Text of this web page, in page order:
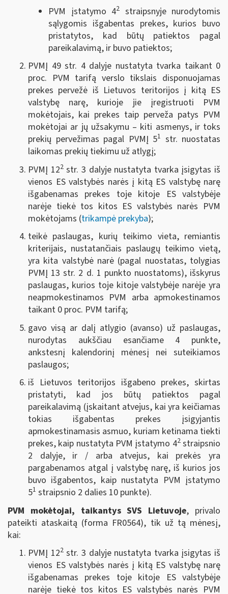
PVM įstatymo 42 straipsnyje nurodytomis
sąlygomis išgabentas prekes, kurios buvo
pristatytos, kad būtų patiektos pagal
pareikalavimą, ir buvo patiektos;
PVMĮ 49 str. 4 dalyje nustatyta tvarka taikant 0
proc. PVM tarifą verslo tikslais disponuojamas
prekes pervežė iš Lietuvos teritorijos į kitą ES
valstybę narę, kurioje jie įregistruoti PVM
mokėtojais, kai prekes taip perveža patys PVM
mokėtojai ar jų užsakymu – kiti asmenys, ir toks
prekių pervežimas pagal PVMĮ 51 str. nuostatas
laikomas prekių tiekimu už atlygį;
PVMĮ 122str. 3 dalyje nustatyta tvarka įsigytas iš
vienos ES valstybės narės į kitą ES valstybę narę
išgabenamas prekes toje kitoje ES valstybėje
narėje tiekė tos kitos ES valstybės narės PVM
mokėtojams (trikampė prekyba);
teikė paslaugas, kurių teikimo vieta, remiantis
kriterijais, nustatančiais paslaugų teikimo vietą,
yra kita valstybė narė (pagal nuostatas, tolygias
PVMĮ 13 str. 2 d. 1 punkto nuostatoms), išskyrus
paslaugas, kurios toje kitoje valstybėje narėje yra
neapmokestinamos PVM arba apmokestinamos
taikant 0 proc. PVM tarifą;
gavo visą ar dalį atlygio (avanso) už paslaugas,
nurodytas aukščiau esančiame 4 punkte,
ankstesnį kalendorinį mėnesį nei suteikiamos
paslaugos;
iš Lietuvos teritorijos išgabeno prekes, skirtas
pristatyti, kad jos būtų patiektos pagal
pareikalavimą (įskaitant atvejus, kai yra keičiamas
tokias išgabentas prekes įsigyjantis
apmokestinamasis asmuo, kuriam ketinama tiekti
prekes, kaip nustatyta PVM įstatymo 42straipsnio
2 dalyje, ir / arba atvejus, kai prekės yra
pargabenamos atgal į valstybę narę, iš kurios jos
buvo išgabentos, kaip nustatyta PVM įstatymo
51 straipsnio 2 dalies 10 punkte).
PVM mokėtojai, taikantys SVS Lietuvoje, privalo
pateikti ataskaitą (forma FR0564), tik už tą mėnesį,
kai:
PVMĮ 122str. 3 dalyje nustatyta tvarka įsigytas iš
vienos ES valstybės narės į kitą ES valstybę narę
išgabenamas prekes toje kitoje ES valstybėje
narėje tiekė tos kitos ES valstybės narės PVM